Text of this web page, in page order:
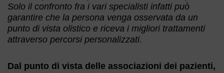
Solo il confronto fra i vari specialisti infatti può
garantire che la persona venga osservata da un
punto di vista olistico e riceva i migliori trattamenti
attraverso percorsi personalizzati.
Dal punto di vista delle associazioni dei pazienti,